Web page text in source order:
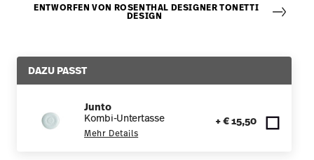
ENTWORFEN VON ROSENTHAL DESIGNER TONETTI
DESIGN
DAZU PASST
Junto
Kombi-Untertasse
Mehr Details
+ € 15,50